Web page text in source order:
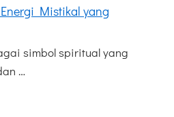
Mistikal yang
simbol spiritual yang
…